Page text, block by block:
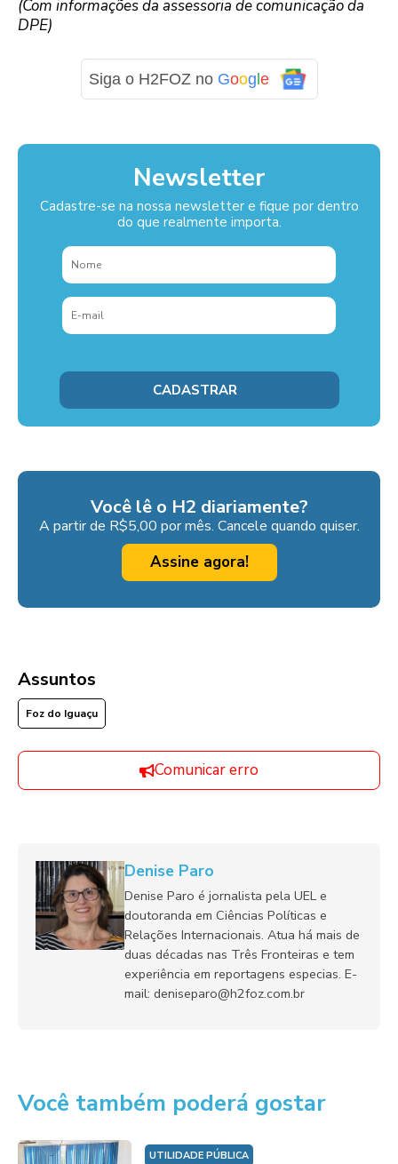
(Com informações da assessoria de comunicação da
DPE)
Siga o H2FOZ no Google
Newsletter
Cadastre-se na nossa newsletter e fique por dentro
do que realmente importa.
Você lê o H2 diariamente?
A partir de R$5,00 por mês. Cancele quando quiser.
Assine agora!
Assuntos
Foz do Iguaçu
Comunicar erro
Denise Paro
Denise Paro é jornalista pela UEL e
doutoranda em Ciências Políticas e
Relações Internacionais. Atua há mais de
duas décadas nas Três Fronteiras e tem
experiência em reportagens especias. E-
mail: deniseparo@h2foz.com.br
Você também poderá gostar
UTILIDADE PÚBLICA